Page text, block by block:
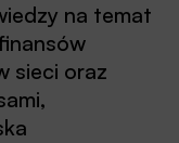
na temat
sieci oraz